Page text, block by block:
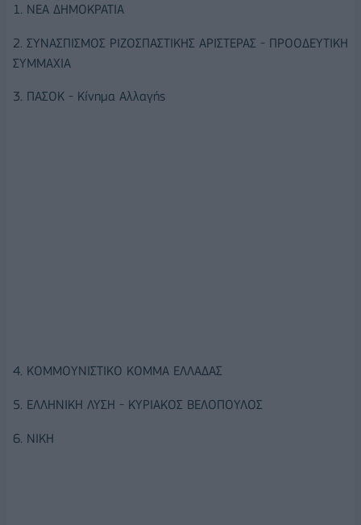
1. ΝΕΑ ΔΗΜΟΚΡΑΤΙΑ
2. ΣΥΝΑΣΠΙΣΜΟΣ ΡΙΖΟΣΠΑΣΤΙΚΗΣ ΑΡΙΣΤΕΡΑΣ - ΠΡΟΟΔΕΥΤΙΚΗ
ΣΥΜΜΑΧΙΑ
3. ΠΑΣΟΚ - Κίνημα Αλλαγής
4. ΚΟΜΜΟΥΝΙΣΤΙΚΟ ΚΟΜΜΑ ΕΛΛΑΔΑΣ
5. ΕΛΛΗΝΙΚΗ ΛΥΣΗ - ΚΥΡΙΑΚΟΣ ΒΕΛΟΠΟΥΛΟΣ
6. ΝΙΚΗ